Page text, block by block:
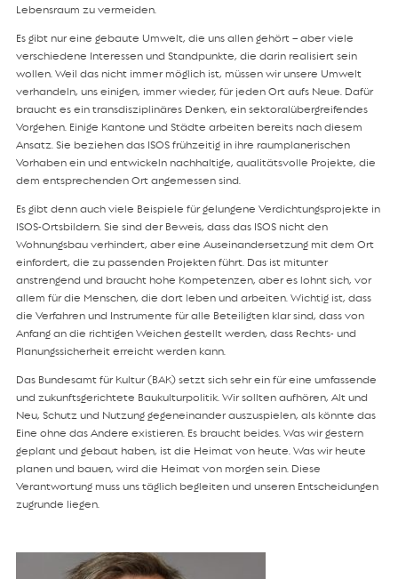
Lebensraum zu vermeiden.
Es gibt nur eine gebaute Umwelt, die uns allen gehört – aber viele
verschiedene Interessen und Standpunkte, die darin realisiert sein
wollen. Weil das nicht immer möglich ist, müssen wir unsere Umwelt
verhandeln, uns einigen, immer wieder, für jeden Ort aufs Neue. Dafür
braucht es ein transdisziplinäres Denken, ein sektoralübergreifendes
Vorgehen. Einige Kantone und Städte arbeiten bereits nach diesem
Ansatz. Sie beziehen das ISOS frühzeitig in ihre raumplanerischen
Vorhaben ein und entwickeln nachhaltige, qualitätsvolle Projekte, die
dem entsprechenden Ort angemessen sind.
Es gibt denn auch viele Beispiele für gelungene Verdichtungsprojekte in
ISOS-Ortsbildern. Sie sind der Beweis, dass das ISOS nicht den
Wohnungsbau verhindert, aber eine Auseinandersetzung mit dem Ort
einfordert, die zu passenden Projekten führt. Das ist mitunter
anstrengend und braucht hohe Kompetenzen, aber es lohnt sich, vor
allem für die Menschen, die dort leben und arbeiten. Wichtig ist, dass
die Verfahren und Instrumente für alle Beteiligten klar sind, dass von
Anfang an die richtigen Weichen gestellt werden, dass Rechts- und
Planungssicherheit erreicht werden kann.
Das Bundesamt für Kultur (BAK) setzt sich sehr ein für eine umfassende
und zukunftsgerichtete Baukulturpolitik. Wir sollten aufhören, Alt und
Neu, Schutz und Nutzung gegeneinander auszuspielen, als könnte das
Eine ohne das Andere existieren. Es braucht beides. Was wir gestern
geplant und gebaut haben, ist die Heimat von heute. Was wir heute
planen und bauen, wird die Heimat von morgen sein. Diese
Verantwortung muss uns täglich begleiten und unseren Entscheidungen
zugrunde liegen.